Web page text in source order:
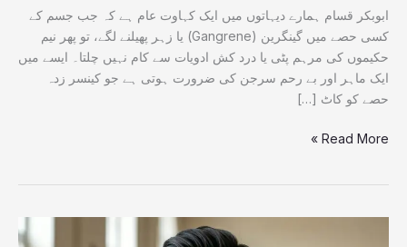
ابوبکر قسام ہمارے دیہاتوں میں ایک کہاوت عام ہے کہ جب جسم کے
کسی حصے میں گینگرین (Gangrene) یا زہر پھیلنے لگے، تو پھر نیم
حکیموں کی مرہم پٹی یا درد کش ادویات سے کام نہیں چلتا۔ ایسے میں
ایک ماہر اور بے رحم سرجن کی ضرورت ہوتی ہے جو کینسر زدہ
حصے کو کاٹ […]
Read More »